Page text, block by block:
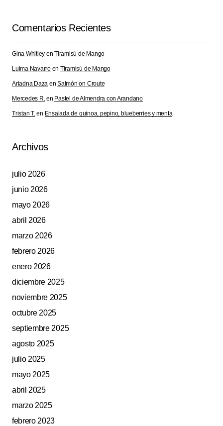
Comentarios Recientes
Gina Whitley enTiramisú de Mango
Luima Navarroen Tiramisú de Mango
Ariadna Daza enSalmón on Croute
Mercedes R.en Pastel de Almendra con Arandano
Tristan T.en Ensalada de quinoa, pepino, blueberries y menta
Archivos
julio 2026
junio 2026
mayo 2026
abril 2026
marzo 2026
febrero 2026
enero 2026
diciembre 2025
noviembre 2025
octubre 2025
septiembre 2025
agosto 2025
julio 2025
mayo 2025
abril 2025
marzo 2025
febrero 2023